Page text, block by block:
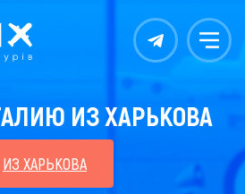
Контакты Меню
ИЗ ХАРЬКОВА
ИЗ ХАРЬКОВА